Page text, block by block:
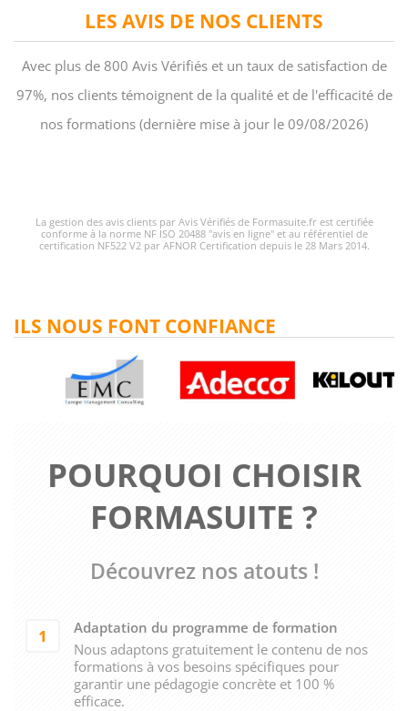
LES AVIS DE NOS CLIENTS
Avec plus de 800 Avis Vérifiés et un taux de satisfaction de
97%, nos clients témoignent de la qualité et de l'efficacité de
nos formations (dernière mise à jour le 09/08/2026)
La gestion des avis clients par Avis Vérifiés de Formasuite.fr est certifiée
conforme à la norme NF ISO 20488 "avis en ligne" et au référentiel de
certification NF522 V2 par AFNOR Certification depuis le 28 Mars 2014.
POURQUOI CHOISIR
FORMASUITE ?
Découvrez nos atouts !
1
Adaptation du programme de formation
Nous adaptons gratuitement le contenu de nos
formations à vos besoins spécifiques pour
garantir une pédagogie concrète et 100 %
efficace.
ILS NOUS FONT CONFIANCE